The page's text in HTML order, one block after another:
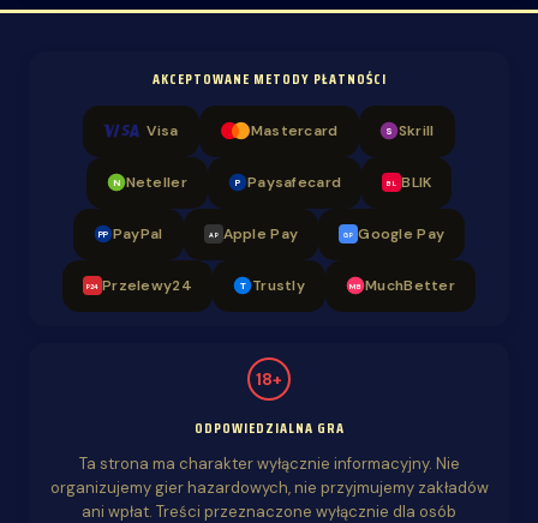
AKCEPTOWANE METODY PŁATNOŚCI
Visa Mastercard S Skrill
N Neteller P Paysafecard BL BLIK
PP PayPal AP Apple Pay GP Google Pay
P24 Przelewy24 T Trustly MB MuchBetter
18+
ODPOWIEDZIALNA GRA
Ta strona ma charakter wyłącznie informacyjny. Nie
organizujemy gier hazardowych, nie przyjmujemy zakładów
ani wpłat. Treści przeznaczone wyłącznie dla osób